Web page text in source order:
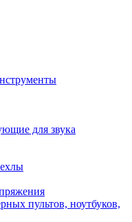
для звука
пультов, ноутбуков,